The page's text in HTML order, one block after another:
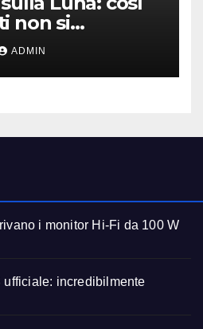
non si
ADMIN
i monitor Hi-Fi da 100 W
ufficiale: incredibilmente